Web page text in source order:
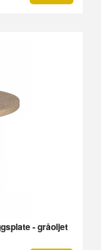
- gråoljet